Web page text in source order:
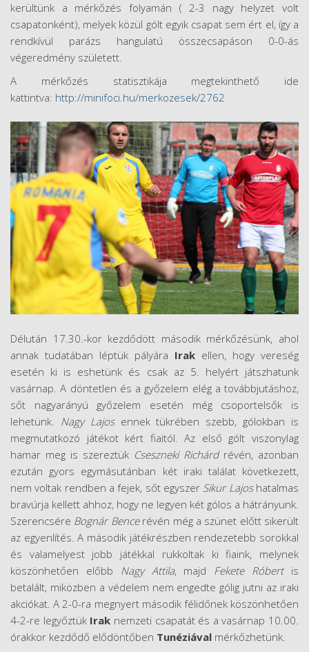
kerültünk a mérkőzés folyamán ( 2-3 nagy helyzet volt
csapatonként), melyek közül gólt egyik csapat sem ért el, így a
rendkívül parázs hangulatú összecsapáson 0-0-ás
végeredmény született.
A mérkőzés statisztikája megtekinthető ide
kattintva: http://minifoci.hu/merkozesek/2762
Délután 17.30.-kor kezdődött második mérkőzésünk, ahol
annak tudatában léptük pályára Irak ellen, hogy vereség
esetén ki is eshetünk és csak az 5. helyért játszhatunk
vasárnap. A döntetlen és a győzelem elég a továbbjutáshoz,
sőt nagyarányú győzelem esetén még csoportelsők is
lehetünk.
Nagy Lajosennek tükrében szebb, gólokban is
megmutatkozó játékot kért fiaitól. Az első gólt viszonylag
hamar meg is szereztük Cseszneki Richárd révén, azonban
ezután gyors egymásutánban két iraki találat következett,
nem voltak rendben a fejek, sőt egyszer Sikur Lajoshatalmas
bravúrja kellett ahhoz, hogy ne legyen két gólos a hátrányunk.
Szerencsére Bognár Bencerévén még a szünet előtt sikerült
az egyenlítés. A második játékrészben rendezetebb sorokkal
és valamelyest jobb játékkal rukkoltak ki fiaink, melynek
köszönhetően előbb
Nagy Attila, majd Fekete Róbertis
betalált, miközben a védelem nem engedte gólig jutni az iraki
akciókat. A 2-0-ra megnyert második félidőnek köszönhetően
4-2-re legyőztük Irak nemzeti csapatát és a vasárnap 10.00.
órakkor kezdődő elődöntőben Tunéziával mérkőzhetünk.